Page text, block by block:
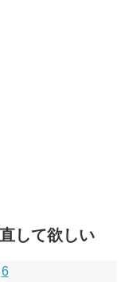
して欲しい
6